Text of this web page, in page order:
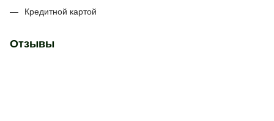
Кредитной картой
Отзывы